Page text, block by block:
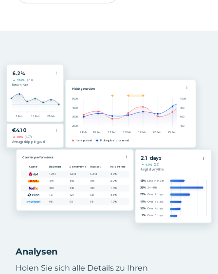
Analysen
Holen Sie sich alle Details zu Ihren